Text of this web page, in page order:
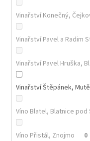
Akční
nabídka
Poslední
láhve
skladem
Cuvée
vína
Klarety
Vína
podle
Vinařství Konečný,
Vinařství Pavel a Radim
Vinařství Pavel Hruška,
Vinařství Štěpánek,
Víno Blatel, Blatnice
Víno Přistál, Znojmo 0